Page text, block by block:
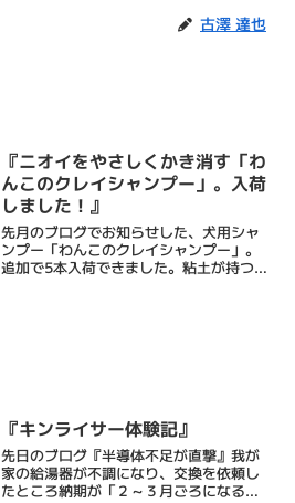
古澤 達也
『ニオイをやさしくかき消す「わ
んこのクレイシャンプー」。入荷
しました！』
先月のブログでお知らせした、犬用シャ
ンプー「わんこのクレイシャンプー」。
追加で5本入荷できました。粘土が持つ
『キンライサー体験記』
先日のブログ『半導体不足が直撃』我が
家の給湯器が不調になり、交換を依頼し
たところ納期が「２～３月ごろになる」